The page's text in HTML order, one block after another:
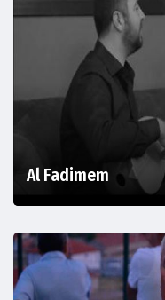
Al Fadimem